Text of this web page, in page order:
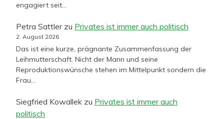
engagiert seit…
Petra Sattlerzu Privates ist immer auch politisch
2. August 2026
Das ist eine kurze, prägnante Zusammenfassung der
Leihmutterschaft. Nicht der Mann und seine
Reproduktionswünsche stehen im Mittelpunkt sondern die
Frau…
Siegfried Kowallek zu Privates ist immer auch
politisch